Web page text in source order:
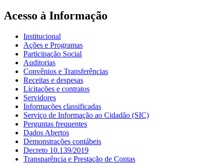
Acesso à Informação
Institucional
Ações e Programas
Participação Social
Auditorias
Convênios e Transferências
Receitas e despesas
Licitações e contratos
Servidores
Informações classificadas
Serviço de Informação ao Cidadão (SIC)
Perguntas frequentes
Dados Abertos
Demonstrações contábeis
Decreto 10.139/2019
Transparência e Prestação de Contas